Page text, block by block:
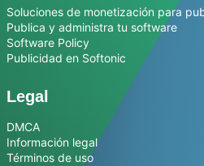
Soluciones de monetización para
Publica y administra tu software
Software Policy
Publicidad en Softonic
Legal
DMCA
Información legal
Términos de uso